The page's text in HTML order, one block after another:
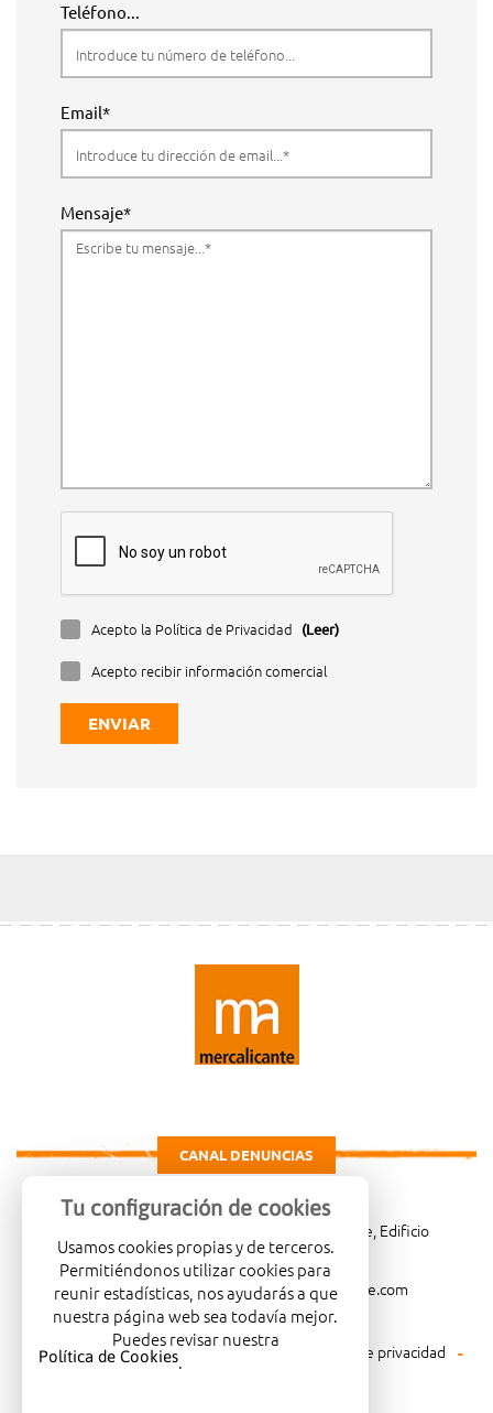
Teléfono...
Email*
Mensaje*
Acepto la Política de Privacidad (Leer)
Acepto recibir información comercial
ENVIAR
CANAL DENUNCIAS
Carretera de Madrid Km. 4, 03114 Alicante, Edificio
Administrativo, planta 3ª
966081001
merca@mercalicante.com
Aviso legal Política de cookies
Política de privacidad
Política medioambiental
Tu configuración de cookies
Usamos cookies propias y de terceros.
Permitiéndonos utilizar cookies para
reunir estadísticas, nos ayudarás a que
nuestra página web sea todavía mejor.
Puedes revisar nuestra
Política de Cookies.